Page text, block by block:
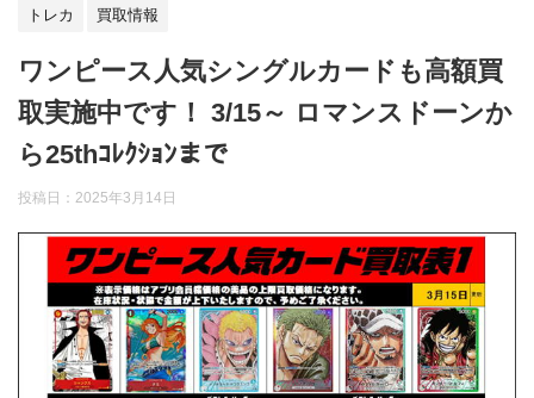
トレカ 買取情報
ワンピース人気シングルカードも高額買
取実施中です！ 3/15～ ロマンスドーンか
ら25thｺﾚｸｼｮﾝまで
投稿日： 2025年3月14日